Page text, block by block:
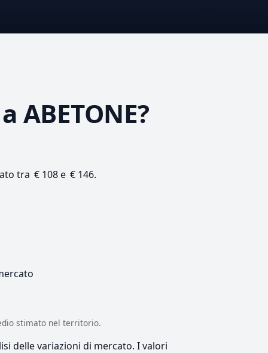
a ABETONE?
tra € 108 e € 146.
stimato nel territorio.
delle variazioni di mercato. I valori